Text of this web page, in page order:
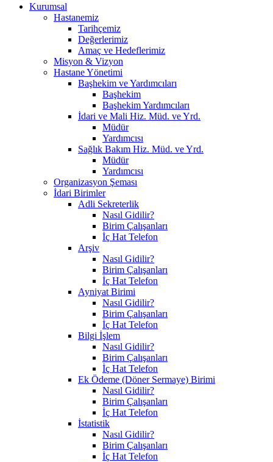
Kurumsal
Hastanemiz
Tarihçemiz
Değerlerimiz
Amaç ve Hedeflerimiz
Misyon & Vizyon
Hastane Yönetimi
Başhekim ve Yardımcıları
Başhekim
Başhekim Yardımcıları
İdari ve Mali Hiz. Müd. ve Yrd.
Müdür
Yardımcısı
Sağlık Bakım Hiz. Müd. ve Yrd.
Müdür
Yardımcısı
Organizasyon Şeması
İdari Birimler
Adli Sekreterlik
Nasıl Gidilir?
Birim Çalışanları
İç Hat Telefon
Arşiv
Nasıl Gidilir?
Birim Çalışanları
İç Hat Telefon
Ayniyat Birimi
Nasıl Gidilir?
Birim Çalışanları
İç Hat Telefon
Bilgi İşlem
Nasıl Gidilir?
Birim Çalışanları
İç Hat Telefon
Ek Ödeme (Döner Sermaye) Birimi
Nasıl Gidilir?
Birim Çalışanları
İç Hat Telefon
İstatistik
Nasıl Gidilir?
Birim Çalışanları
İç Hat Telefon